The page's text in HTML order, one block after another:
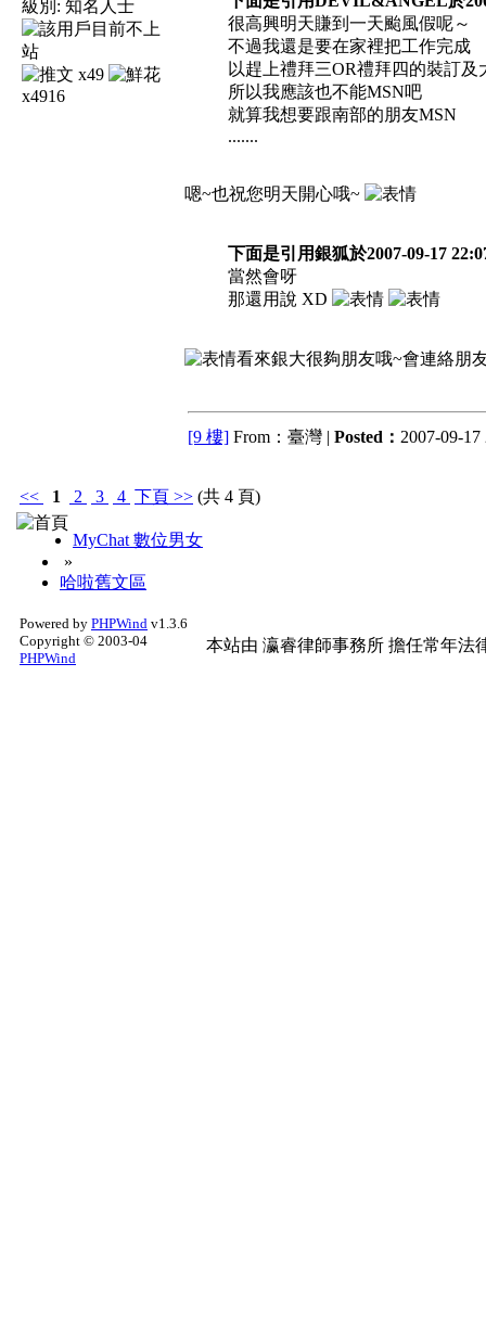
級別: 知名人士
x49
x4916
很高興明天賺到一天颱風假呢～
不過我還是要在家裡把工作完成
以趕上禮拜三OR禮拜四的裝訂及
所以我應該也不能MSN吧
就算我想要跟南部的朋友MSN
.......
嗯~也祝您明天開心哦~
下面是引用銀狐於2007-09-17
當然會呀
那還用說 XD
看來銀大很夠朋友哦~會連絡朋
[9 樓] From：臺灣 | Posted： 2007-09-17
<< 1 2 3 4 下頁 >> (共 4 頁)
MyChat 數位男女
»
哈啦舊文區
Powered by PHPWind v1.3.6
Copyright © 2003-04
PHPWind
本站由 瀛睿律師事務所 擔任常年法